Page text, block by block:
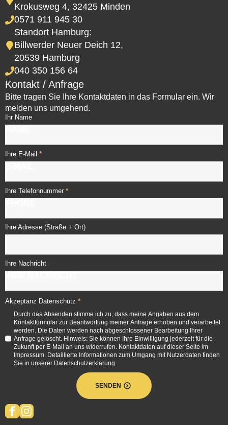
Krokusweg 4, 32425 Minden
0571 911 945 30
Standort Hamburg:
Billwerder Neuer Deich 12,
20539 Hamburg
040 350 156 64
Kontakt / Anfrage
Bitte tragen Sie Ihre Kontaktdaten in das Formular ein. Wir
melden uns umgehend.
Ihr Name
Ihre E-Mail *
Ihre Telefonnummer *
Ihre Adresse (Straße + Ort)
Ihre Nachricht
Akzeptanz Datenschutz *
Durch das Absenden stimme ich zu, dass meine Angaben aus dem
Kontaktformular zur Beantwortung meiner Anfrage erhoben und verarbeitet
werden. Die Daten werden nach abgeschlossener Bearbeitung Ihrer
Anfrage gelöscht. Hinweis: Sie können Ihre Einwilligung jederzeit für die
Zukunft per E-Mail an uns widerrufen. Kontaktdaten auf dieser Seite im
Impressum. Detaillierte Informationen zum Umgang mit Nutzerdaten finden
Sie in unserer Datenschutzerklärung.
SENDEN